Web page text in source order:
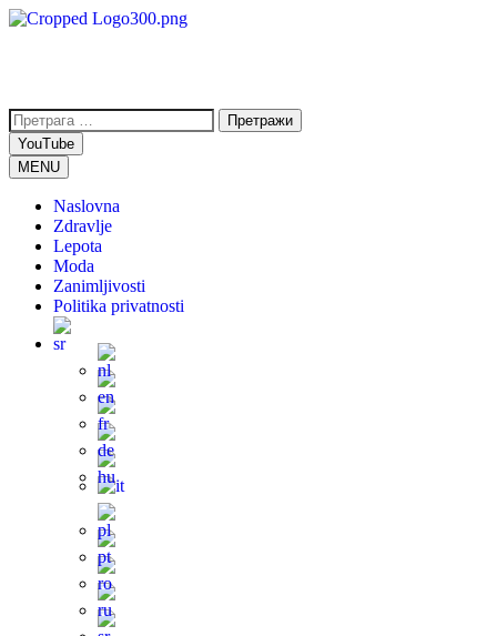
YouTube
MENU
Naslovna
Zdravlje
Lepota
Moda
Zanimljivosti
Politika privatnosti